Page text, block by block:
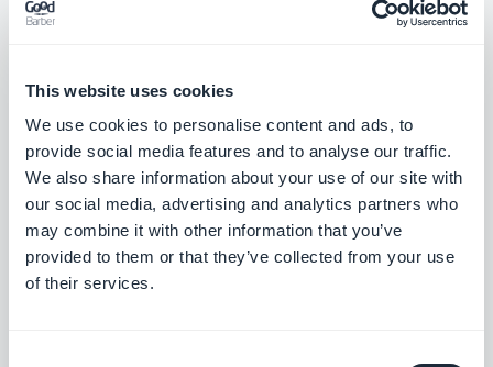
This website uses cookies
We use cookies to personalise content and ads, to
provide social media features and to analyse our traffic.
We also share information about your use of our site with
our social media, advertising and analytics partners who
may combine it with other information that you’ve
provided to them or that they’ve collected from your use
of their services.
Countly
Analysieren Sie die Nutzungsstatistiken
Ihrer App
Kostenlos
Meta Pixel & App Events